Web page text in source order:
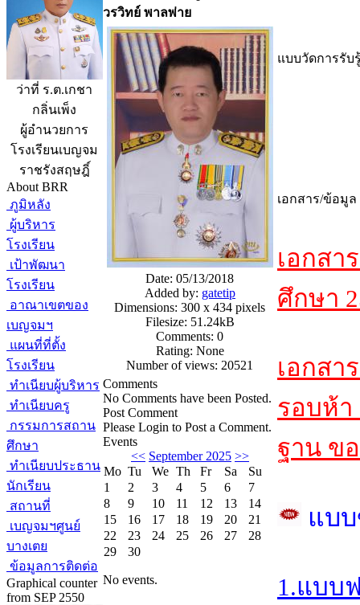
ว่าที่ ร.ต.เกชา
กลิ่นเพ็ง
ผู้อำนวยการ
โรงเรียนเบญจม
ราชรังสฤษฎิ์
About BRR
ภูมิหลัง
ผู้บริหาร
โรงเรียน
เป้าพัฒนา
โรงเรียน
อาณาเขตของ
เบญจมฯ
แผนที่ที่ตั้ง
โรงเรียน
ทำเนียบผู้บริหาร
ทำเนียบครู
กรรมการสถาน
ศึกษา
ทำเนียบประธาน
นักเรียน
สถานที่
เบญจมฯศูนย์
บางเตย
ข้อมูลการติดต่อ
Graphical counter
from SEP 2550
วรวิทย์ พาลพ่าย
Date: 05/13/2018
Added by: gatetip
Dimensions: 300 x 434 pixels
Filesize: 51.24kB
Comments: 0
Rating: None
Number of views: 20521
Comments
No Comments have been Posted.
Post Comment
Please Login to Post a Comment.
Events
<< September 2025 >>
Mo Tu We Th Fr Sa
Su
1
2 3 4 5 6
7
8
9 10 11 12 13
14
15
16 17 18 19 20
21
22
23 24 25 26 27
28
29
30
No events.
แบบวัดการรับ
เอกสาร/ข้อมูล
เอกสา
ศึกษา
เอกสา
รอบห้า
ฐาน ข
แบ
1.แบบ